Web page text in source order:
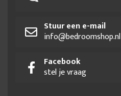
Stuur een e-mail
info@bedroomshop.nl
Facebook
stel je vraag